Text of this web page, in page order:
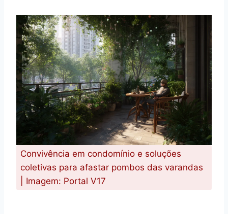
Convivência em condomínio e soluções
coletivas para afastar pombos das varandas
| Imagem: Portal V17